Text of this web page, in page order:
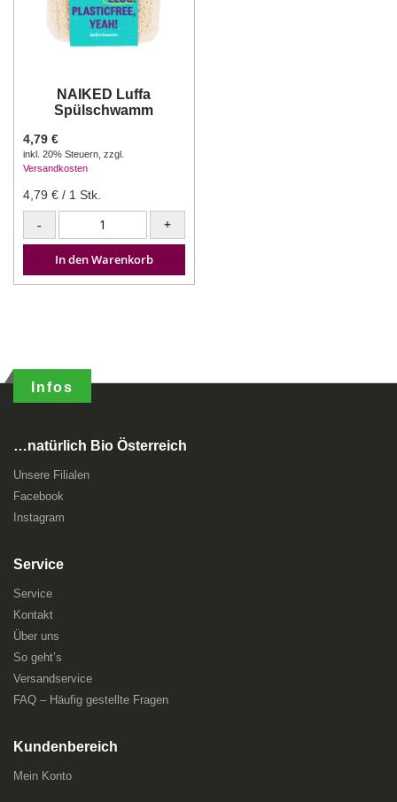
NAIKED Luffa
Spülschwamm
4,79 €
inkl. 20% Steuern zzgl.
Versandkosten
4,79 € / 1 Stk.
- +
In den Warenkorb
Infos
…natürlich Bio Österreich
Unsere Filialen
Facebook
Instagram
Service
Service
Kontakt
Über uns
So geht’s
Versandservice
FAQ – Häufig gestellte Fragen
Kundenbereich
Mein Konto